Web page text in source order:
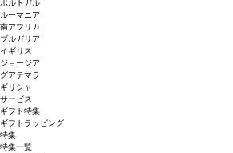
ポルトガル
ルーマニア
南アフリカ
ブルガリア
イギリス
ジョージア
グアテマラ
ギリシャ
サービス
ギフト特集
ギフトラッピング
特集
特集一覧